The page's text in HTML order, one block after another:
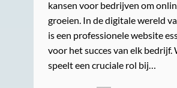
kansen voor bedrijven om
groeien. In de digitale wereld
is een professionele website
voor het succes van elk bedrijf.
speelt een cruciale rol bij…